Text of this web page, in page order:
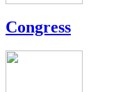
Congress